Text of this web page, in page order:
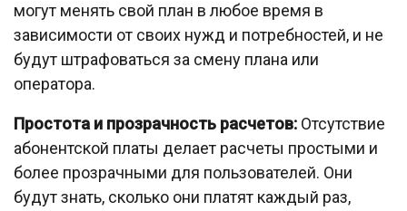
могут менять свой план в любое время в
зависимости от своих нужд и потребностей, и не
будут штрафоваться за смену плана или
оператора.
Простота и прозрачность расчетов: Отсутствие
абонентской платы делает расчеты простыми и
более прозрачными для пользователей. Они
будут знать, сколько они платят каждый раз,